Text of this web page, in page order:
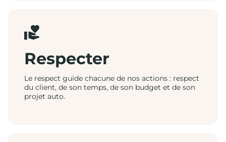
Respecter
Le respect guide chacune de nos actions : respect
du client, de son temps, de son budget et de son
projet auto.